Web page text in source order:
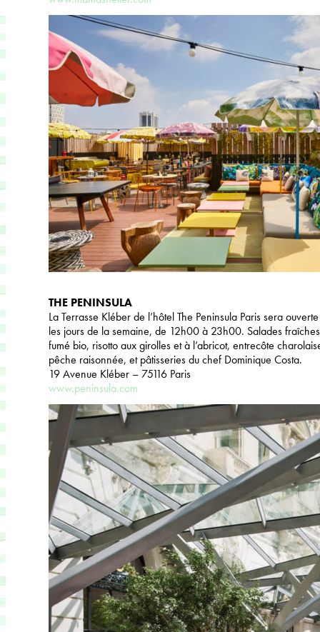
THE PENINSULA
La Terrasse Kléber de l’hôtel The Peninsula Paris sera
les jours de la semaine, de 12h00 à 23h00. Salades
fumé bio, risotto aux girolles et à l’abricot, entrecôte
pêche raisonnée, et pâtisseries du chef Dominique Costa.
19 Avenue Kléber – 75116 Paris
www.peninsula.com